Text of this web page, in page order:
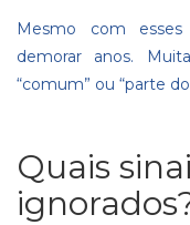
Mesmo com
demorar anos.
“comum” ou “parte
Quais